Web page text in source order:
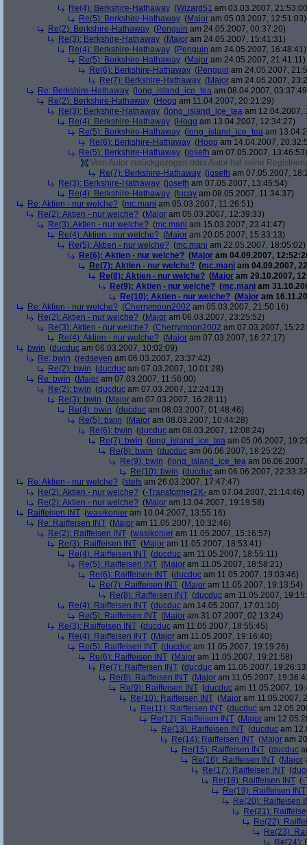
Re(4): Berkshire-Hathaway (Wizard51 am 03.03.2007,
Re(5): Berkshire-Hathaway (Major am 05.03.2007, 12:51:03)
Re(2): Berkshire-Hathaway (Penguin am 24.05.2007, 00:37:20)
Re(3): Berkshire-Hathaway (Major am 24.05.2007, 15:41:31)
Re(4): Berkshire-Hathaway (Penguin am 24.05.2007, 16:48:41)
Re(5): Berkshire-Hathaway (Major am 24.05.2007, 21:41:11)
Re(6): Berkshire-Hathaway (Penguin am 24.05.2007,
Re(7): Berkshire-Hathaway (Major am 24.05.2007,
Re: Berkshire-Hathaway ( long_island_ice_tea am 08.04.2007,
Re(2): Berkshire-Hathaway (Hoqq am 11.04.2007, 20:21:29)
Re(3): Berkshire-Hathaway ( long_island_ice_tea am 12.04.2007,
Re(4): Berkshire-Hathaway (Hoqq am 13.04.2007, 12:34:27)
Re(5): Berkshire-Hathaway ( long_island_ice_tea am
Re(6): Berkshire-Hathaway (Hoqq am 14.04.2007,
Re(5): Berkshire-Hathaway (josefh am 07.05.2007, 13:46:53)
Vom Autor zurückgezogen oder Autor hat seine
Re(7): Berkshire-Hathaway (josefh am 07.05.2007,
Re(3): Berkshire-Hathaway (josefh am 07.05.2007, 13:45:54)
Re(4): Berkshire-Hathaway (tucay am 08.05.2007, 11:34:37)
Re: Aktien - nur welche? (mc.mani am 05.03.2007, 11:26:51)
Re(2): Aktien - nur welche? (Major am 05.03.2007, 12:39:33)
Re(3): Aktien - nur welche? (mc.mani am 15.03.2007, 23:41:47)
Re(4): Aktien - nur welche? (Major am 20.05.2007, 15:33:13)
Re(5): Aktien - nur welche? (mc.mani am 22.05.2007, 18:05:02)
Re(6): Aktien - nur welche? (Major am 04.09.2007,
Re(7): Aktien - nur welche? (mc.mani am 04.09.2007,
Re(8): Aktien - nur welche? (Major am 29.10.2007,
Re(9): Aktien - nur welche? (mc.mani am
Re(10): Aktien - nur welche? (Major am
Re: Aktien - nur welche? (Cherrymoon2002 am 05.03.2007, 21:50:16)
Re(2): Aktien - nur welche? (Major am 06.03.2007, 23:25:52)
Re(3): Aktien - nur welche? (Cherrymoon2002 am 07.03.2007,
Re(4): Aktien - nur welche? (Major am 07.03.2007, 16:27:17)
bwin (ducduc am 06.03.2007, 10:02:09)
Re: bwin (redseven am 06.03.2007, 23:37:42)
Re(2): bwin (ducduc am 07.03.2007, 10:01:28)
Re: bwin (Major am 07.03.2007, 11:56:00)
Re(2): bwin (ducduc am 07.03.2007, 12:24:13)
Re(3): bwin (Major am 07.03.2007, 16:28:11)
Re(4): bwin (ducduc am 08.03.2007, 01:48:46)
Re(5): bwin (Major am 08.03.2007, 10:44:28)
Re(6): bwin (ducduc am 08.03.2007, 12:08:24)
Re(7): bwin ( long_island_ice_tea am 05.06.2007,
Re(8): bwin (ducduc am 06.06.2007, 18:25:22)
Re(9): bwin ( long_island_ice_tea am
Re(10): bwin (ducduc am 06.06.2007,
Re: Aktien - nur welche? (stefs am 26.03.2007, 17:47:47)
Re(2): Aktien - nur welche? (-Transformer2K- am 07.04.2007, 21:14:46)
Re(2): Aktien - nur welche? (Major am 13.04.2007, 19:19:58)
Raiffeisen INT (wasikonier am 10.04.2007, 13:55:16)
Re: Raiffeisen INT (Major am 11.05.2007, 10:32:46)
Re(2): Raiffeisen INT (wasikonier am 11.05.2007, 15:16:57)
Re(3): Raiffeisen INT (Major am 11.05.2007, 18:53:41)
Re(4): Raiffeisen INT (ducduc am 11.05.2007, 18:55:11)
Re(5): Raiffeisen INT (Major am 11.05.2007, 18:58:21)
Re(6): Raiffeisen INT (ducduc am 11.05.2007, 19:03:46)
Re(7): Raiffeisen INT (Major am 11.05.2007, 19:13:54)
Re(8): Raiffeisen INT (ducduc am 11.05.2007,
Re(4): Raiffeisen INT (ducduc am 14.05.2007, 17:01:10)
Re(5): Raiffeisen INT (Major am 31.07.2007, 02:13:24)
Re(3): Raiffeisen INT (ducduc am 11.05.2007, 18:55:45)
Re(4): Raiffeisen INT (Major am 11.05.2007, 19:16:40)
Re(5): Raiffeisen INT (ducduc am 11.05.2007, 19:19:26)
Re(6): Raiffeisen INT (Major am 11.05.2007, 19:21:58)
Re(7): Raiffeisen INT (ducduc am 11.05.2007,
Re(8): Raiffeisen INT (Major am 11.05.2007,
Re(9): Raiffeisen INT (ducduc am 11.05.2007,
Re(10): Raiffeisen INT (Major am 11.05.2007,
Re(11): Raiffeisen INT (ducduc am
Re(12): Raiffeisen INT (Major am
Re(13): Raiffeisen INT (ducduc am
Re(14): Raiffeisen INT (Major am
Re(15): Raiffeisen INT (ducduc
Re(16): Raiffeisen INT (Major
Re(17): Raiffeisen INT (
Re(18): Raiffeisen INT (-
Re(19): Raiffeisen INT
Re(20): Raiffeisen
Re(21):
Re(22):
Re(23):
Re(24):